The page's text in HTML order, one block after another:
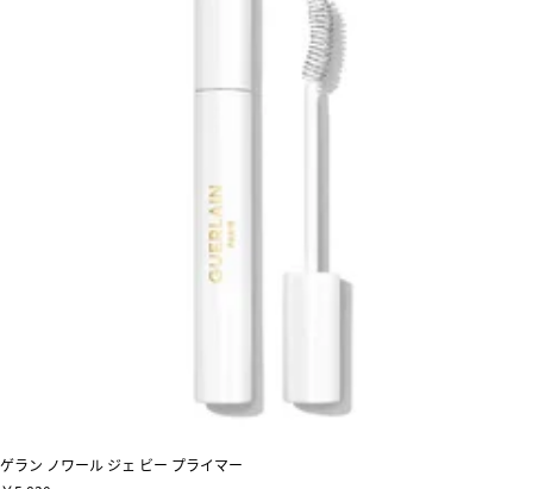
ゲラン ノワール ジェ ビー プライマー